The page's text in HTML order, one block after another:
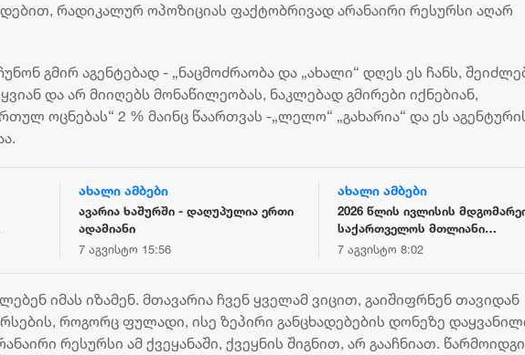
რადიკალურ ოპოზიციას ფაქტობრივად არანაირი რესურსი აღარ
გმირ აგენტებად - „ნაცმოძრაობა და „ახალი“ დღეს ეს ჩანს,
და არ მიიღებს მონაწილეობას, ნაკლებად გმირები იქნებიან,
ოცნებას“ 2 % მაინც წაართვას -„ლელო“ „გახარია“ და ეს
ახალი ამბები
ავარია ხაშურში - დაღუპულია ერთი
ადამიანი
7 აგვისტო 15:56
ახალი ამბები
2026 წლის ივლისის
საქართველოს მთლიანი
საერთაშორისო რეზერვები 7.5
7 აგვისტო 8:02
იმას იზამენ. მთავარია ჩვენ ყველამ ვიცით, გაიშიფრნენ თავიდან
როგორც ფულადი, ისე ზეპირი განცხადებების დონეზე
რესურსი ამ ქვეყანაში, ქვეყნის შიგნით, არ გააჩნიათ.